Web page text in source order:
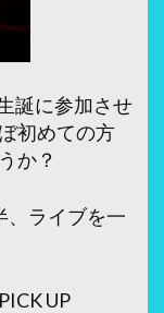
誕に参加させ
初めての方
か？
、ライブを一
UP